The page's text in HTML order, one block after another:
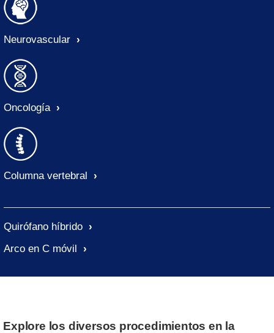
Neurovascular
Oncología
Columna vertebral
Quirófano híbrido
Arco en C móvil
Explore los diversos procedimientos en la